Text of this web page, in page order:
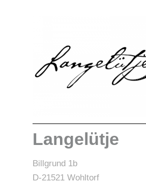
Langelütje
Billgrund 1b
D-21521 Wohltorf